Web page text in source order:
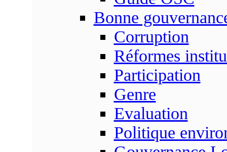
Bonne
Corruption
Réformes
Participation
Genre
Evaluation
Politique